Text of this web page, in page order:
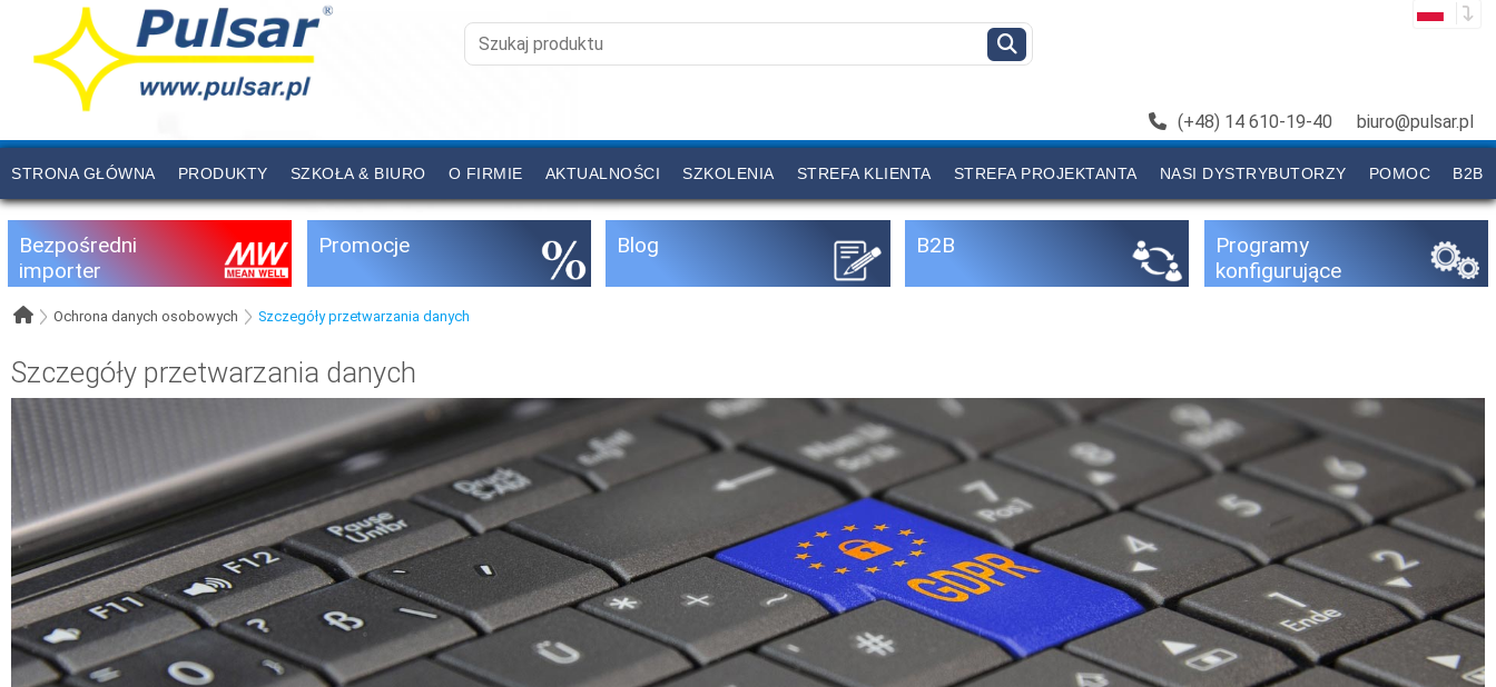
(+48) 14 610-19-40 biuro@pulsar.pl
STRONA GŁÓWNA PRODUKTY SZKOŁA & BIURO O FIRMIE AKTUALNOŚCI SZKOLENIA STREFA KLIENTA STREFA PROJEKTANTA NASI DYSTRYBUTORZY POMOC B2B
CENNIK KONTAKT
Bezpośredni
importer
Promocje Blog B2B
Programy
konfigurujące
Ochrona danych osobowych Szczegóły przetwarzania danych
Szczegóły przetwarzania danych